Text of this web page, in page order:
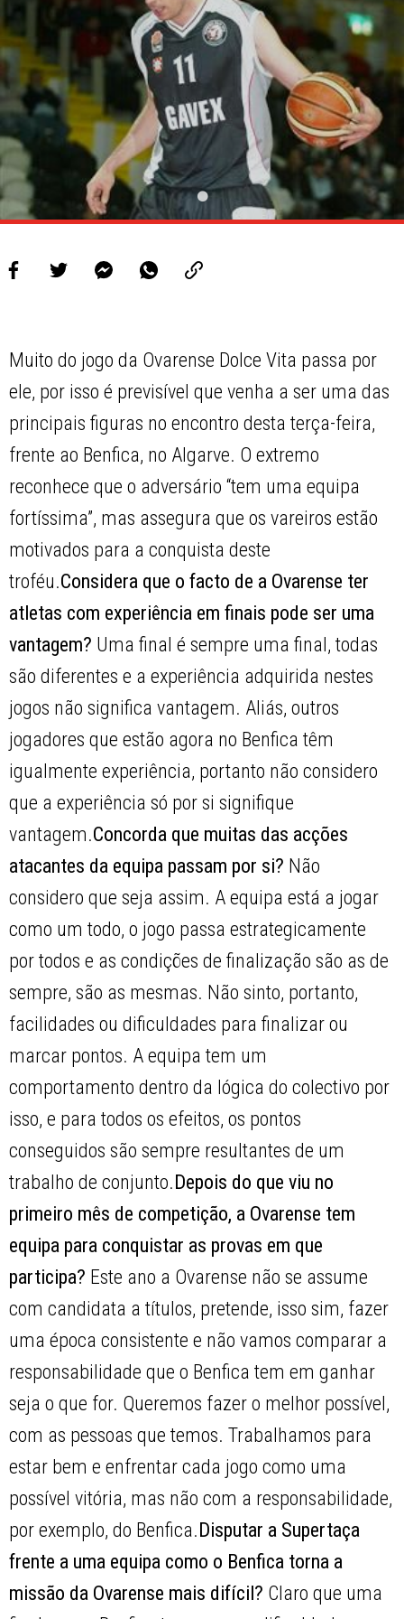
PROJETOS
LIGA BETCLIC MASCULINA
LIGA BETCLIC FEMININA
Muito do jogo da Ovarense Dolce Vita passa por
ele, por isso é previsível que venha a ser uma das
principais figuras no encontro desta terça-feira,
frente ao Benfica, no Algarve. O extremo
reconhece que o adversário “tem uma equipa
fortíssima”, mas assegura que os vareiros estão
motivados para a conquista deste
troféu.Considera que o facto de a Ovarense ter
atletas com experiência em finais pode ser uma
vantagem? Uma final é sempre uma final, todas
são diferentes e a experiência adquirida nestes
jogos não significa vantagem. Aliás, outros
jogadores que estão agora no Benfica têm
igualmente experiência, portanto não considero
que a experiência só por si signifique
vantagem.Concorda que muitas das acções
atacantes da equipa passam por si? Não
considero que seja assim. A equipa está a jogar
como um todo, o jogo passa estrategicamente
por todos e as condições de finalização são as de
sempre, são as mesmas. Não sinto, portanto,
facilidades ou dificuldades para finalizar ou
marcar pontos. A equipa tem um
comportamento dentro da lógica do colectivo por
isso, e para todos os efeitos, os pontos
conseguidos são sempre resultantes de um
trabalho de conjunto. Depois do que viu no
primeiro mês de competição, a Ovarense tem
equipa para conquistar as provas em que
participa? Este ano a Ovarense não se assume
com candidata a títulos, pretende, isso sim, fazer
uma época consistente e não vamos comparar a
responsabilidade que o Benfica tem em ganhar
seja o que for. Queremos fazer o melhor possível,
com as pessoas que temos. Trabalhamos para
estar bem e enfrentar cada jogo como uma
possível vitória, mas não com a responsabilidade,
por exemplo, do Benfica. Disputar a Supertaça
frente a uma equipa como o Benfica torna a
missão da Ovarense mais difícil? Claro que uma